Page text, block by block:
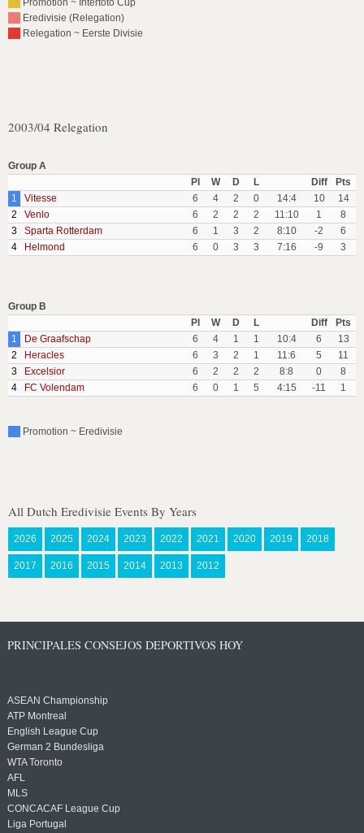
Promotion ~ Intertoto Cup
Eredivisie (Relegation)
Relegation ~ Eerste Divisie
2003/04 Relegation
Group A
Pl
W D L Diff
Pts
1
Vitesse 6 4 2 0 14:4 10
14
2
Venlo 6 2 2 2 11:10 1
8
3
Sparta Rotterdam 6 1 3 2 8:10 -2
6
4
Helmond 6 0 3 3 7:16 -9 3
Group B
Pl
W D L Diff
Pts
1
De Graafschap 6 4 1 1 10:4 6
13
2
Heracles 6 3 2 1 11:6 5
11
3
Excelsior 6 2 2 2 8:8 0
8
4
FC Volendam 6 0 1 5 4:15 -11 1
Promotion ~ Eredivisie
All Dutch Eredivisie Events By Years
2026 2025 2024 2023 2022 2021 2020 2019 2018
2017 2016 2015 2014 2013 2012
PRINCIPALES CONSEJOS DEPORTIVOS HOY
ASEAN Championship
ATP Montreal
English League Cup
German 2 Bundesliga
WTA Toronto
AFL
MLS
CONCACAF League Cup
Liga Portugal